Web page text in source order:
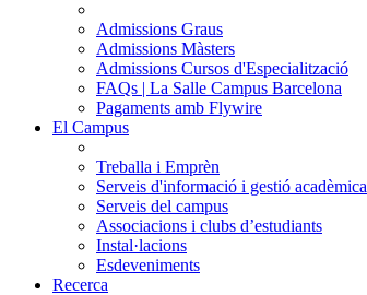
Admissions Graus
Admissions Màsters
Admissions Cursos d'Especialització
FAQs | La Salle Campus Barcelona
Pagaments amb Flywire
El Campus
Treballa i Emprèn
Serveis d'informació i gestió acadèmica
Serveis del campus
Associacions i clubs d’estudiants
Instal·lacions
Esdeveniments
Recerca